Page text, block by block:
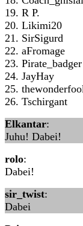
19. R P.
20. Likimi20
21. SirSigurd
22. aFromage
23. Pirate_badger
24. JayHay
25.
26. Tschirgant
Elkantar:
Juhu! Dabei!
rolo:
Dabei!
sir_twist:
Dabei